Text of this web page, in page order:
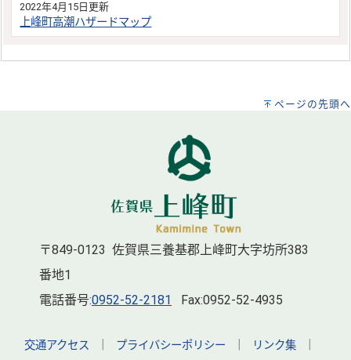
2022年4月15日更新
上峰町高潮ハザードマップ
ページの先頭へ
〒849-0123 佐賀県三養基郡上峰町大字坊所383
番地1
電話番号:0952-52-2181 Fax:0952-52-4935
交通アクセス プライバシーポリシー リンク集